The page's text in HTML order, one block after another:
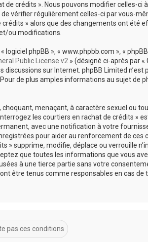
crédits ». Nous pouvons modifier celles-ci à
vérifier régulièrement celles-ci par vous-
» alors que des changements ont été
ou modifications.
logiciel phpBB », « www.phpbb.com », «
Public License v2 » (désigné ci-après par «
discussions sur Internet. phpBB Limited n’est
de plus amples informations au sujet de
menaçant, à caractère sexuel ou
les courtiers en rachat de crédits »
avec une notification à votre
pour aider au renforcement de ces
» supprime, modifie, déplace ou verrouille
que toutes les informations que vous
à une tierce partie sans votre
être tenus comme responsables en cas de